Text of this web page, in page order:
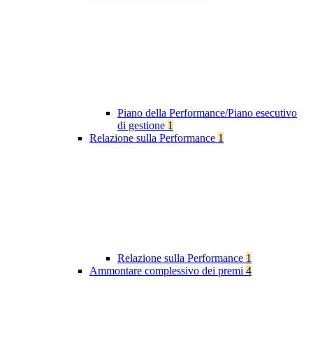
Piano della Performance/Piano esecutivo
di gestione 1
Relazione sulla Performance 1
Relazione sulla Performance 1
Ammontare complessivo dei premi 4